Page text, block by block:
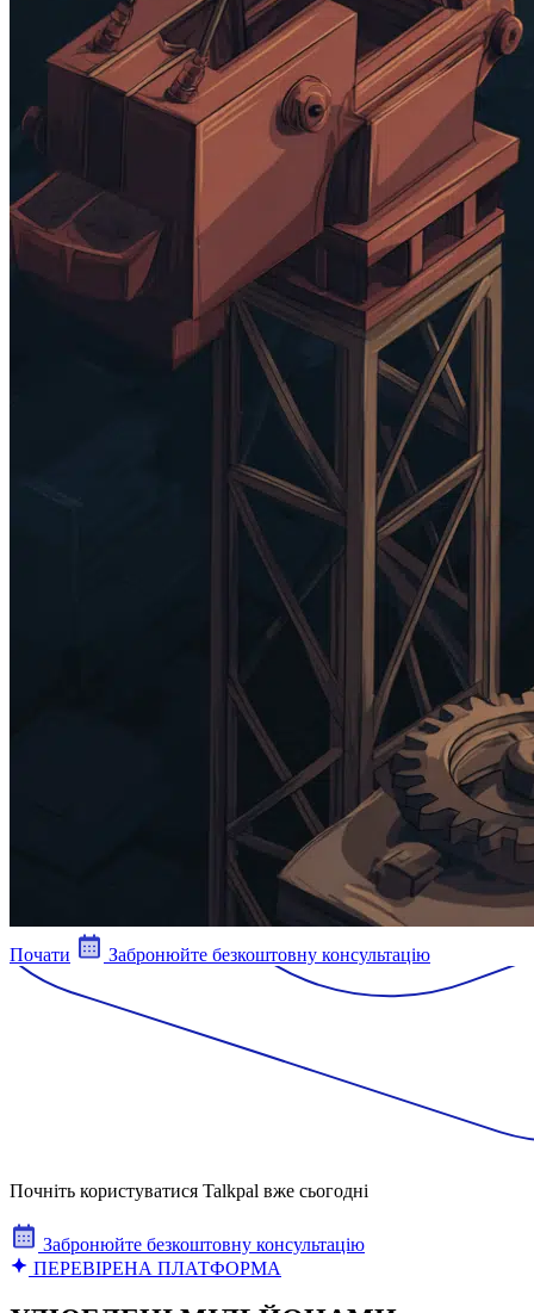
Почати Забронюйте безкоштовну консультацію
Почніть користуватися Talkpal вже сьогодні
Забронюйте безкоштовну консультацію
ПЕРЕВІРЕНА ПЛАТФОРМА